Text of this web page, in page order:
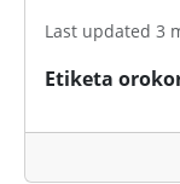
Last updated 3
Etiketa